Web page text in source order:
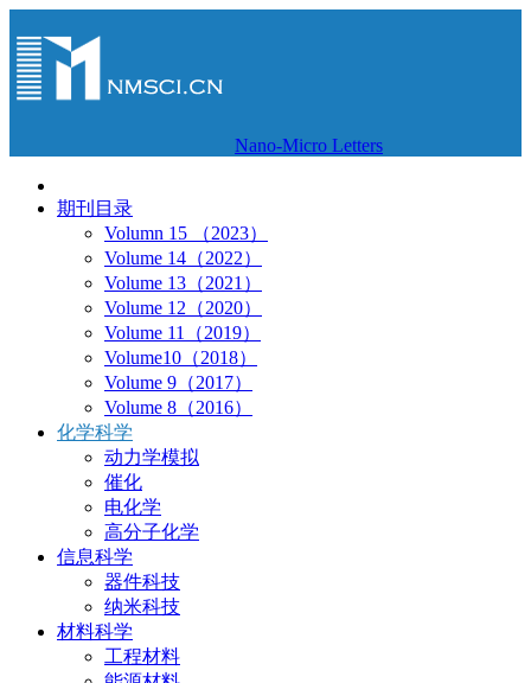
Nano-Micro Letters
期刊目录
Volumn 15 （2023）
Volume 14（2022）
Volume 13（2021）
Volume 12（2020）
Volume 11（2019）
Volume10（2018）
Volume 9（2017）
Volume 8（2016）
化学科学
动力学模拟
催化
电化学
高分子化学
信息科学
器件科技
纳米科技
材料科学
工程材料